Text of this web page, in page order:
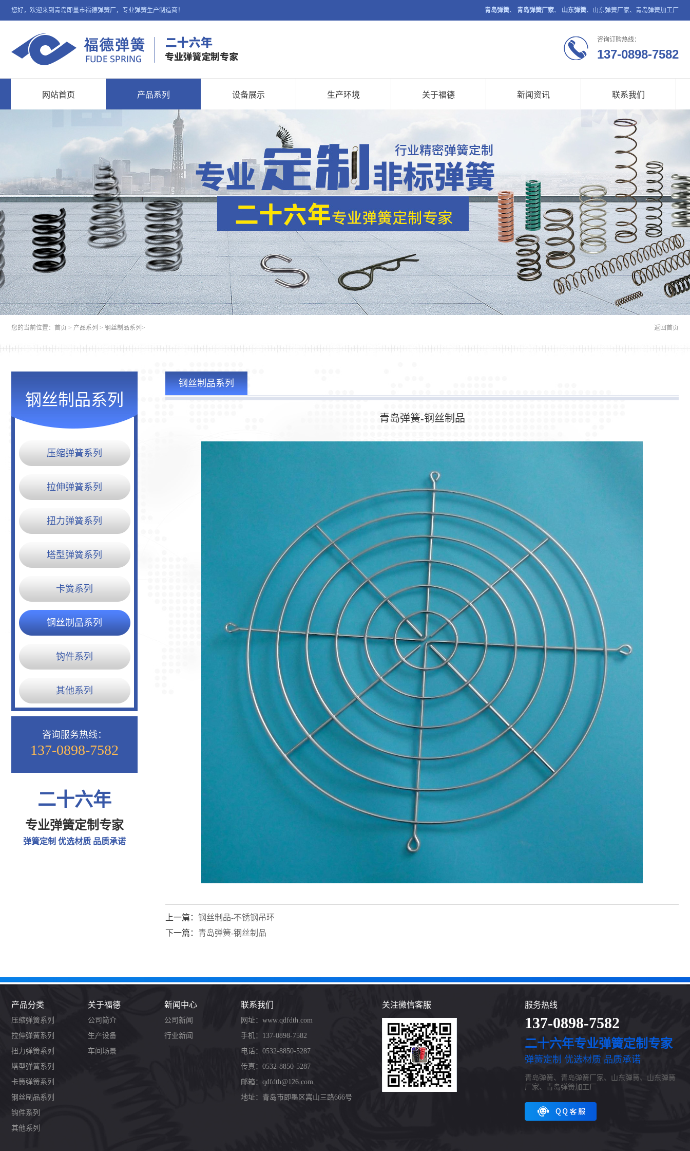
您好，欢迎来到青岛即墨市福德弹簧厂，专业弹簧生产制造商！ 青岛弹簧、 青岛弹簧厂家、 山东弹簧、山东弹簧厂家、青岛弹簧加工厂
咨询订购热线：
137-0898-7582
网站首页 产品系列 设备展示 生产环境 关于福德 新闻资讯 联系我们
返回首页
您的当前位置： 首页 > 产品系列 > 钢丝制品系列 >
钢丝制品系列
压缩弹簧系列
拉伸弹簧系列
扭力弹簧系列
塔型弹簧系列
卡簧系列
钢丝制品系列
钩件系列
其他系列
咨询服务热线：
137-0898-7582
二十六年
专业弹簧定制专家
弹簧定制 优选材质 品质承诺
钢丝制品系列
青岛弹簧-钢丝制品
上一篇： 钢丝制品-不锈钢吊环
下一篇： 青岛弹簧-钢丝制品
产品分类
压缩弹簧系列
拉伸弹簧系列
扭力弹簧系列
塔型弹簧系列
卡簧弹簧系列
钢丝制品系列
钩件系列
其他系列
关于福德
公司简介
生产设备
车间场景
新闻中心
公司新闻
行业新闻
联系我们
网址：www.qdfdth.com
手机：137-0898-7582
电话：0532-8850-5287
传真：0532-8850-5287
邮箱：qdfdth@126.com
地址：青岛市即墨区嵩山三路666号
关注微信客服 服务热线
137-0898-7582
二十六年专业弹簧定制专家
弹簧定制 优选材质 品质承诺
青岛弹簧、青岛弹簧厂家、山东弹簧、山东弹簧
厂家、青岛弹簧加工厂